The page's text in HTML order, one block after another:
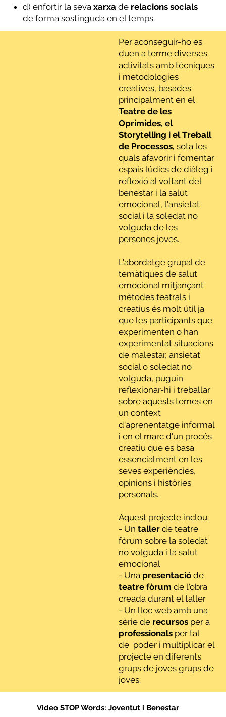
d) enfortir la seva xarxade relacions socials
de forma sostinguda en el temps.
Per aconseguir-ho es
duen a terme diverses
activitats amb tècniques
i metodologies
creatives, basades
principalment en el
Teatre de les
Oprimides, el
Storytelling i el Treball
de Processos,sota les
quals afavorir i fomentar
espais lúdics de diàleg i
reflexió al voltant del
benestar i la salut
emocional, l'ansietat
social i la soledat no
volguda de les
persones joves.
L'abordatge grupal de
temàtiques de salut
emocional mitjançant
mètodes teatrals i
creatius és molt útil ja
que les participants que
experimenten o han
experimentat situacions
de malestar, ansietat
social o soledat no
volguda, puguin
reflexionar-hi i treballar
sobre aquests temes en
un context
d'aprenentatge informal
i en el marc d'un procés
creatiu que es basa
essencialment en les
seves experiències,
opinions i històries
personals.
Aquest projecte inclou:
- Untaller de teatre
fòrum sobre la soledat
no volguda i la salut
emocional
- Una presentació de
teatre fòrum de l'obra
creada durant el taller
- Un lloc web amb una
sèrie de recursos per a
professionals per tal
de poder i multiplicar el
projecte en diferents
grups de joves grups de
joves.
Video STOP Words: Joventut i Benestar